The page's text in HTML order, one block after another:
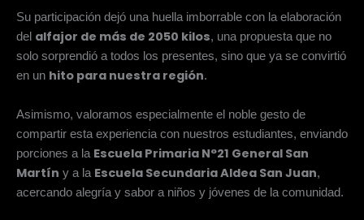
Su participación dejó una huella imborrable con la elaboración
del alfajor de más de 2050 kilos, una propuesta que no
solo sorprendió a todos los presentes, sino que ya se convirtió
en un hito para nuestra región.
Asimismo, valoramos especialmente el noble gesto de
compartir esta experiencia con nuestros estudiantes, enviando
porciones a la Escuela Primaria N°21 General San
Martín y a la Escuela Secundaria Aldea San Juan,
acercando alegría y sabor a niños y jóvenes de la comunidad.